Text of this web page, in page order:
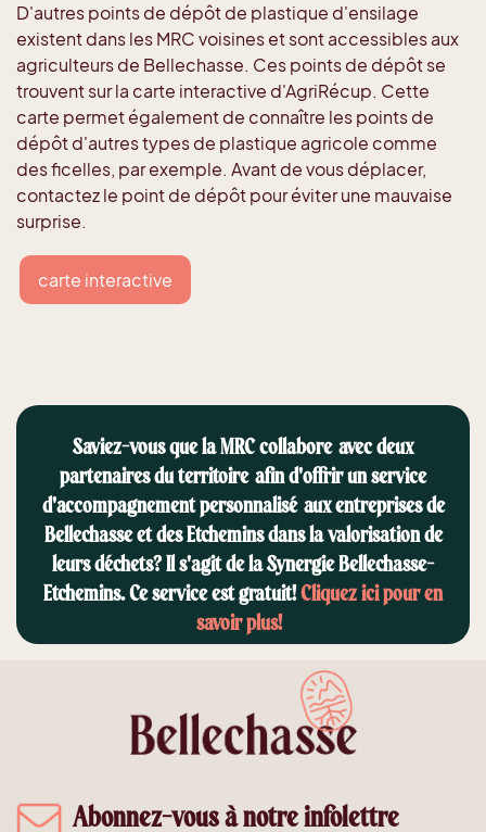
D'autres points de dépôt de plastique d'ensilage
existent dans les MRC voisines et sont accessibles aux
agriculteurs de Bellechasse. Ces points de dépôt se
trouvent sur la carte interactive d'AgriRécup. Cette
carte permet également de connaître les points de
dépôt d'autres types de plastique agricole comme
des ficelles, par exemple. Avant de vous déplacer,
contactez le point de dépôt pour éviter une mauvaise
surprise.
carte interactive
Saviez-vous que la MRC collabore avec deux
partenaires du territoire afin d'offrir un service
d'accompagnement personnalisé aux entreprises de
Bellechasse et des Etchemins dans la valorisation de
leurs déchets? Il s'agit de la Synergie Bellechasse-
Etchemins.Ce service est gratuit!Cliquez ici pour en
savoir plus!
Abonnez-vous à notre infolettre